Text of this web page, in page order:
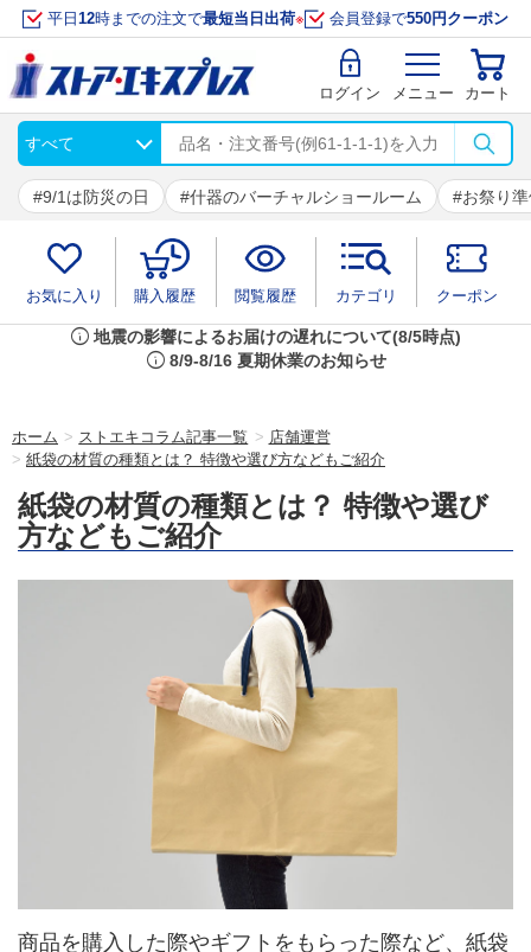
平日 12時までの注文で最短当日出荷※ 会員登録で550円クーポン
ログイン メニュー カート
9/1は防災の日 什器のバーチャルショールーム お祭り
お気に入り 購入履歴 閲覧履歴 カテゴリ クーポン
info 地震の影響によるお届けの遅れについて(8/5時点)
info 8/9-8/16 夏期休業のお知らせ
ホーム > ストエキコラム記事一覧 > 店舗運営
> 紙袋の材質の種類とは？ 特徴や選び方などもご紹介
紙袋の材質の種類とは？ 特徴や選び
方などもご紹介
商品を購入した際やギフトをもらった際など、紙袋